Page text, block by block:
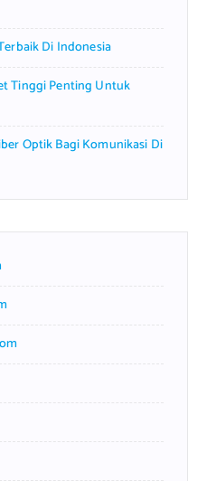
Di Indonesia
Tinggi Penting Untuk
Optik Bagi Komunikasi Di